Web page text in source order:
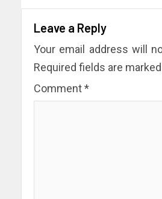
Leave a Reply
Your email address will
Required fields are marked
Comment*